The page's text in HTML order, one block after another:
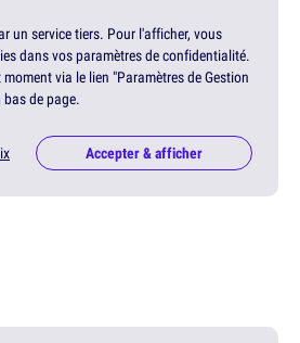
un service tiers. Pour l'afficher, vous
dans vos paramètres de confidentialité.
via le lien "Paramètres de Gestion
de page.
Accepter & afficher